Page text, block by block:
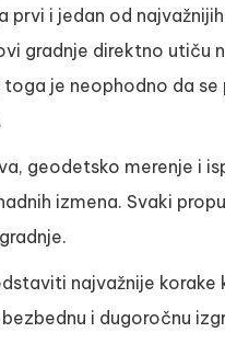
prvi i jedan od
gradnje direktno utiču
je neophodno da
geodetsko merenje i
izmena. Svaki
najvažnije
i dugoročnu